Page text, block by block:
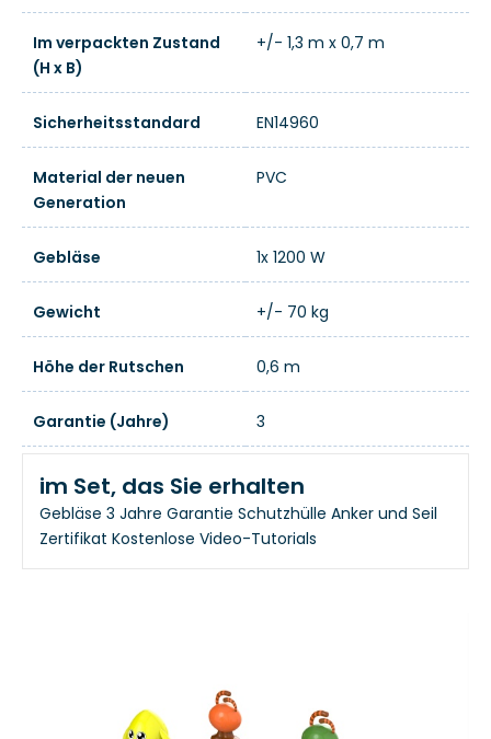
Im verpackten Zustand
(H x B)
+/- 1,3 m x 0,7 m
Sicherheitsstandard EN14960
Material der neuen
Generation
PVC
Gebläse 1x 1200 W
Gewicht +/- 70 kg
Höhe der Rutschen 0,6 m
Garantie (Jahre) 3
im Set, das Sie erhalten
Gebläse 3 Jahre Garantie Schutzhülle Anker und Seil
Zertifikat Kostenlose Video-Tutorials